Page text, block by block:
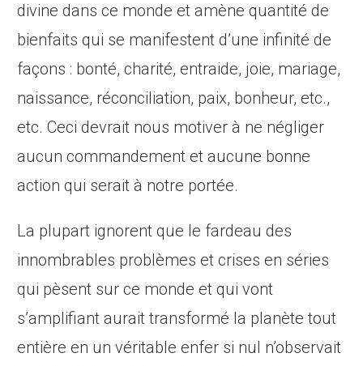
divine dans ce monde et amène quantité de
bienfaits qui se manifestent d’une infinité de
façons : bonté, charité, entraide, joie, mariage,
naissance, réconciliation, paix, bonheur, etc.,
etc. Ceci devrait nous motiver à ne négliger
aucun commandement et aucune bonne
action qui serait à notre portée.
La plupart ignorent que le fardeau des
innombrables problèmes et crises en séries
qui pèsent sur ce monde et qui vont
s’amplifiant aurait transformé la planète tout
entière en un véritable enfer si nul n’observait